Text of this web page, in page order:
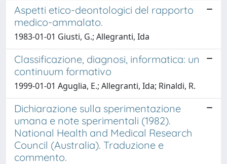
Aspetti etico-deontologici del rapporto
medico-ammalato.
1983-01-01 Giusti, G.; Allegranti, Ida
Classificazione, diagnosi, informatica: un
continuum formativo
1999-01-01 Aguglia, E.; Allegranti, Ida; Rinaldi, R.
Dichiarazione sulla sperimentazione
umana e note sperimentali (1982).
National Health and Medical Research
Council (Australia). Traduzione e
commento.